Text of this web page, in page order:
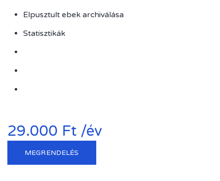
Elpusztult ebek archiválása
Statisztikák
29.000 Ft /év
MEGRENDELÉS